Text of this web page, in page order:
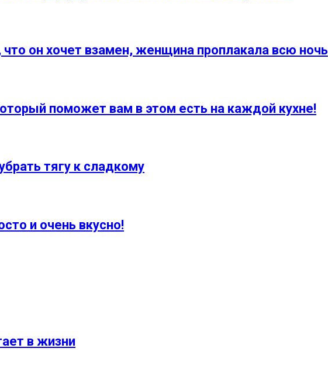
он хочет взамен, женщина проплакала всю ночь
поможет вам в этом есть на каждой кухне!
тягу к сладкому
и очень вкусно!
в жизни